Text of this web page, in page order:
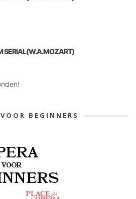
SERIAL(W.A.MOZART)
BEGINNERS